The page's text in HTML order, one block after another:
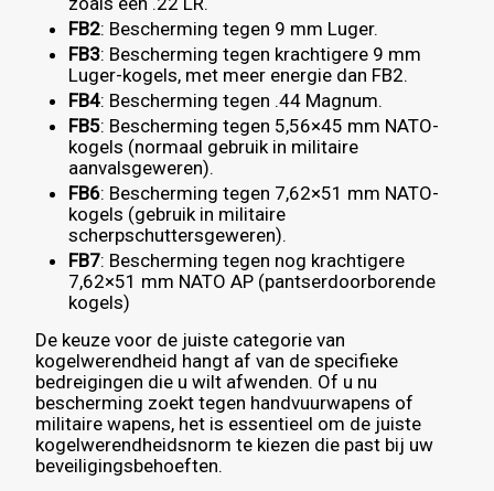
FB2: Bescherming tegen 9 mm Luger.
FB3: Bescherming tegen krachtigere 9 mm
Luger-kogels, met meer energie dan FB2.
FB4: Bescherming tegen .44 Magnum.
FB5: Bescherming tegen 5,56×45 mm NATO-
kogels (normaal gebruik in militaire
aanvalsgeweren).
FB6: Bescherming tegen 7,62×51 mm NATO-
kogels (gebruik in militaire
scherpschuttersgeweren).
FB7: Bescherming tegen nog krachtigere
7,62×51 mm NATO AP (pantserdoorborende
kogels)
De keuze voor de juiste categorie van
kogelwerendheid hangt af van de specifieke
bedreigingen die u wilt afwenden. Of u nu
bescherming zoekt tegen handvuurwapens of
militaire wapens, het is essentieel om de juiste
kogelwerendheidsnorm te kiezen die past bij uw
beveiligingsbehoeften.